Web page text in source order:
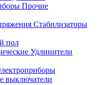
Прочие
Стабилизаторы
пол
Удлинители
выключатели